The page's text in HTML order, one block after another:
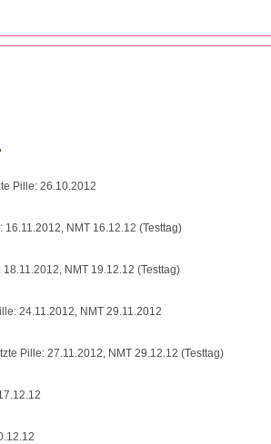
Pille: 26.10.2012
NMT 16.12.12 (Testtag)
NMT 19.12.12 (Testtag)
24.11.2012, NMT 29.11.2012
Pille: 27.11.2012, NMT 29.12.12 (Testtag)